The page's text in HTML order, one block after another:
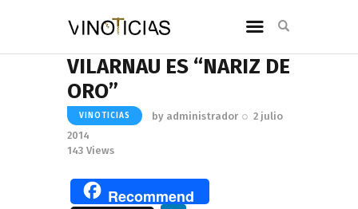
VILARNAU ES “NARIZ DE
ORO”
VINOTICIAS by administrador
2 julio
2014
143 Views
Recommend